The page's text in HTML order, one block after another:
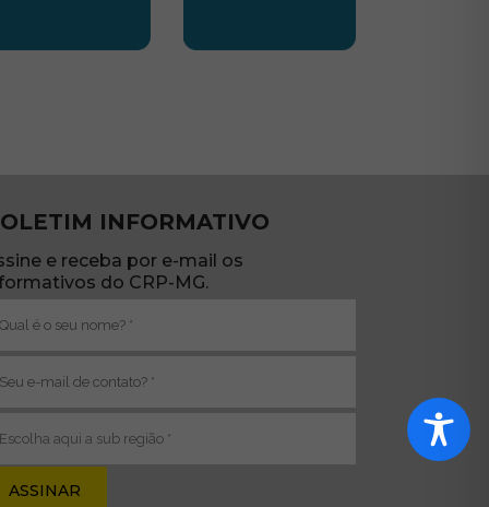
janela)
INFORMATIVO
e receba por e-mail os
do CRP-MG.